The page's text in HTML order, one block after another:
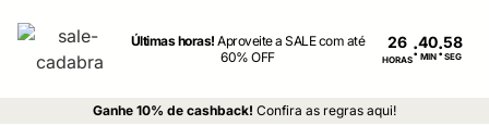
Últimas horas!Aproveite a SALE com até
60% OFF
26
HORAS: MIN : SEG
Ganhe 10% de cashback! Confira as regras aqui!